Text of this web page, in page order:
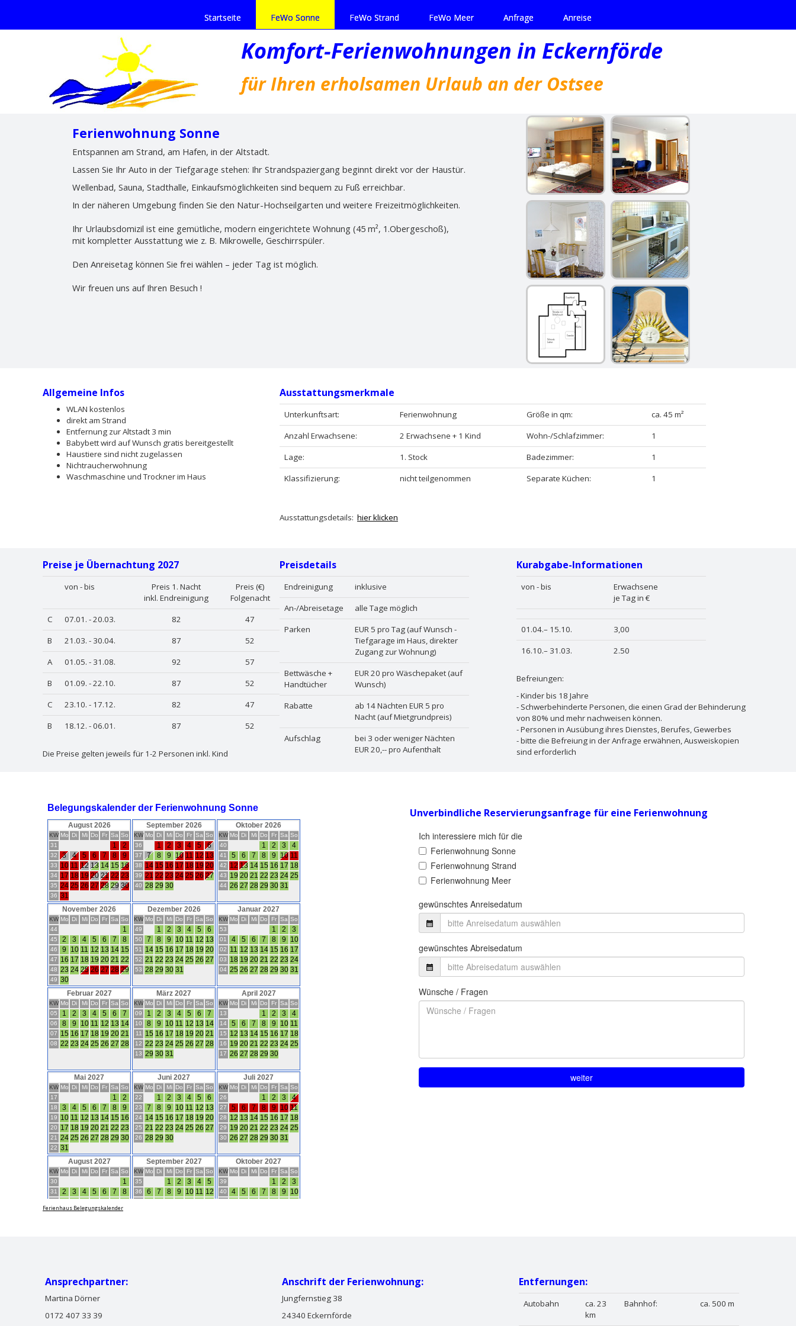
Startseite FeWo Sonne FeWo Strand FeWo Meer Anfrage Anreise
Komfort-Ferienwohnungen in Eckernförde
für Ihren erholsamen Urlaub an der Ostsee
Ferienwohnung Sonne
Entspannen am Strand, am Hafen, in der Altstadt.
Lassen Sie Ihr Auto in der Tiefgarage stehen: Ihr Strandspaziergang beginnt direkt vor der Haustür.
Wellenbad, Sauna, Stadthalle, Einkaufsmöglichkeiten sind bequem zu Fuß erreichbar.
In der näheren Umgebung finden Sie den Natur-Hochseilgarten und weitere Freizeitmöglichkeiten.
Ihr Urlaubsdomizil ist eine gemütliche, modern eingerichtete Wohnung (45 m², 1.Obergeschoß),
mit kompletter Ausstattung wie z. B. Mikrowelle, Geschirrspüler.
Den Anreisetag können Sie frei wählen – jeder Tag ist möglich.
Wir freuen uns auf Ihren Besuch !
Allgemeine Infos
WLAN kostenlos
direkt am Strand
Entfernung zur Altstadt 3 min
Babybett wird auf Wunsch gratis bereitgestellt
Haustiere sind nicht zugelassen
Nichtraucherwohnung
Waschmaschine und Trockner im Haus
Ausstattungsmerkmale
Unterkunftsart: Ferienwohnung Größe in qm:
ca. 45 m²
Anzahl Erwachsene:
2 Erwachsene + 1 Kind Wohn-/Schlafzimmer:
1
Lage:
1. Stock Badezimmer:
1
Klassifizierung:
nicht teilgenommen Separate Küchen: 1
Ausstattungsdetails: hier klicken
Preise je Übernachtung 2027
von - bis
Preis 1. Nacht
inkl. Endreinigung
Preis (€)
Folgenacht
C
07.01. - 20.03. 82
47
B
21.03. - 30.04. 87
52
A
01.05. - 31.08. 92
57
B
01.09. - 22.10. 87
52
C
23.10. - 17.12. 82
47
B
18.12. - 06.01. 87 52
Die Preise gelten jeweils für 1-2 Personen inkl. Kind
Preisdetails
Endreinigung
inklusive
An-/Abreisetage
alle Tage möglich
Parken
EUR 5 pro Tag (auf Wunsch -
Tiefgarage im Haus, direkter
Zugang zur Wohnung)
Bettwäsche +
Handtücher
EUR 20 pro Wäschepaket (auf
Wunsch)
Rabatte
ab 14 Nächten EUR 5 pro
Nacht (auf Mietgrundpreis)
Aufschlag
bei 3 oder weniger Nächten
EUR 20,-- pro Aufenthalt
Kurabgabe-Informationen
von - bis
Erwachsene
je Tag in €
01.04.– 15.10.
3,00
16.10.– 31.03.
2.50
Befreiungen:
- Kinder bis 18 Jahre
- Schwerbehinderte Personen, die einen Grad der Behinderung
von 80% und mehr nachweisen können.
- Personen in Ausübung ihres Dienstes, Berufes, Gewerbes
- bitte die Befreiung in der Anfrage erwähnen, Ausweiskopien
sind erforderlich
Ferienhaus Belegungskalender
Unverbindliche Reservierungsanfrage für eine Ferienwohnung
Ansprechpartner:
Martina Dörner
0172 407 33 39
Anschrift der Ferienwohnung:
Jungfernstieg 38
24340 Eckernförde
Entfernungen:
Autobahn
ca. 23
km
Bahnhof: ca. 500 m